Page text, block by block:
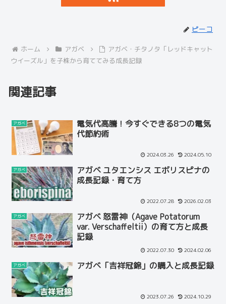
ピーコ
ホーム アガベ
アガベ・チタノタ「レッドキャット
ウイーズル」を子株から育ててみる成長記録
関連記事
アガベ
電気代高騰！今すぐできる8つの電気
代節約術
2024.03.26 2024.05.10
アガベ
アガベ ユタエンシス エボリスピナの
成長記録・育て方
2022.07.28 2026.02.03
アガベ
アガベ 怒雷神（Agave Potatorum
var. Verschaffeltii）の育て方と成長
記録
2022.07.30 2024.02.06
アガベ アガベ「吉祥冠錦」の購入と成長記録
2023.07.26 2024.10.29